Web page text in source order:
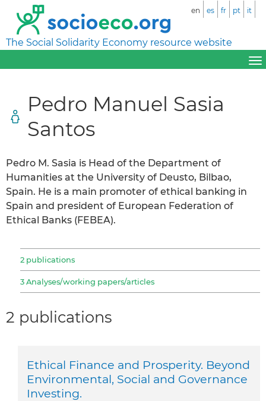
The Social Solidarity Economy resource website
en es fr pt it
Pedro Manuel Sasia
Santos
Pedro M. Sasia is Head of the Department of
Humanities at the University of Deusto, Bilbao,
Spain. He is a main promoter of ethical banking in
Spain and president of European Federation of
Ethical Banks (FEBEA).
2 publications
3 Analyses/working papers/articles
2 publications
Ethical Finance and Prosperity. Beyond
Environmental, Social and Governance
Investing.